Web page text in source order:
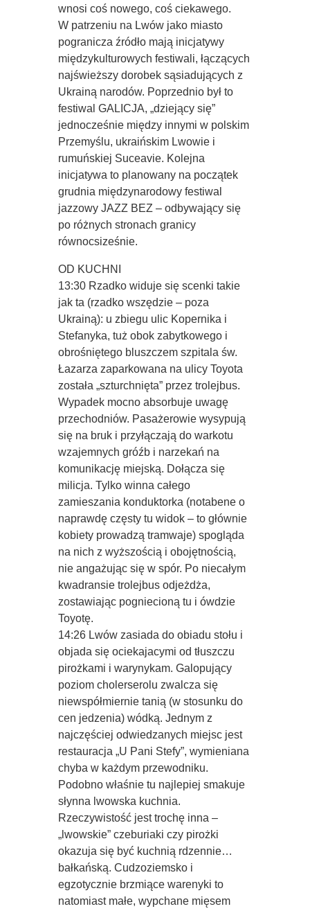
wnosi coś nowego, coś ciekawego.
W patrzeniu na Lwów jako miasto
pogranicza źródło mają inicjatywy
międzykulturowych festiwali, łączących
najświeższy dorobek sąsiadujących z
Ukrainą narodów. Poprzednio był to
festiwal GALICJA, „dziejący się”
jednocześnie między innymi w polskim
Przemyślu, ukraińskim Lwowie i
rumuńskiej Suceavie. Kolejna
inicjatywa to planowany na początek
grudnia międzynarodowy festiwal
jazzowy JAZZ BEZ – odbywający się
po różnych stronach granicy
równocsiześnie.
OD KUCHNI
13:30 Rzadko widuje się scenki takie
jak ta (rzadko wszędzie – poza
Ukrainą): u zbiegu ulic Kopernika i
Stefanyka, tuż obok zabytkowego i
obrośniętego bluszczem szpitala św.
Łazarza zaparkowana na ulicy Toyota
została „szturchnięta” przez trolejbus.
Wypadek mocno absorbuje uwagę
przechodniów. Pasażerowie wysypują
się na bruk i przyłączają do warkotu
wzajemnych gróźb i narzekań na
komunikację miejską. Dołącza się
milicja. Tylko winna całego
zamieszania konduktorka (notabene o
naprawdę częsty tu widok – to głównie
kobiety prowadzą tramwaje) spogląda
na nich z wyższością i obojętnością,
nie angażując się w spór. Po niecałym
kwadransie trolejbus odjeżdża,
zostawiając pogniecioną tu i ówdzie
Toyotę.
14:26 Lwów zasiada do obiadu stołu i
objada się ociekajacymi od tłuszczu
pirożkami i warynykam. Galopujący
poziom cholerserolu zwalcza się
niewspółmiernie tanią (w stosunku do
cen jedzenia) wódką. Jednym z
najczęściej odwiedzanych miejsc jest
restauracja „U Pani Stefy”, wymieniana
chyba w każdym przewodniku.
Podobno właśnie tu najlepiej smakuje
słynna lwowska kuchnia.
Rzeczywistość jest trochę inna –
„lwowskie” czeburiaki czy pirożki
okazuja się być kuchnią rdzennie…
bałkańską. Cudzoziemsko i
egzotycznie brzmiące warenyki to
natomiast małe, wypchane mięsem